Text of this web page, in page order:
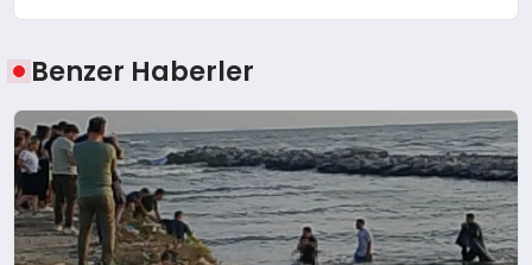
Benzer Haberler